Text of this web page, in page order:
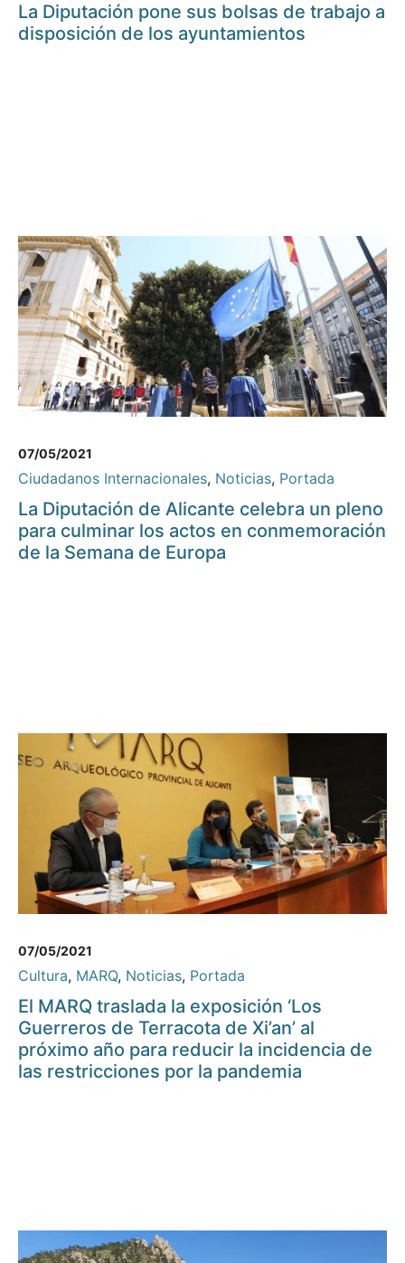
La Diputación pone sus bolsas de trabajo a
disposición de los ayuntamientos
07/05/2021
Ciudadanos Internacionales, Noticias, Portada
La Diputación de Alicante celebra un pleno
para culminar los actos en conmemoración
de la Semana de Europa
07/05/2021
Cultura, MARQ, Noticias, Portada
El MARQ traslada la exposición ‘Los
Guerreros de Terracota de Xi’an’ al
próximo año para reducir la incidencia de
las restricciones por la pandemia